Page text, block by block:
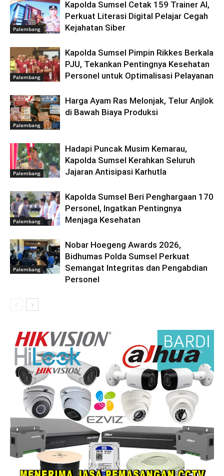
Palembang
Kapolda Sumsel Cetak 159 Trainer AI,
Perkuat Literasi Digital Pelajar Cegah
Kejahatan Siber
Palembang
Kapolda Sumsel Pimpin Rikkes Berkala
PJU, Tekankan Pentingnya Kesehatan
Personel untuk Optimalisasi Pelayanan
Palembang
Harga Ayam Ras Melonjak, Telur Anjlok
di Bawah Biaya Produksi
Palembang
Hadapi Puncak Musim Kemarau,
Kapolda Sumsel Kerahkan Seluruh
Jajaran Antisipasi Karhutla
Palembang
Kapolda Sumsel Beri Penghargaan 170
Personel, Ingatkan Pentingnya
Menjaga Kesehatan
Palembang
Nobar Hoegeng Awards 2026,
Bidhumas Polda Sumsel Perkuat
Semangat Integritas dan Pengabdian
Personel